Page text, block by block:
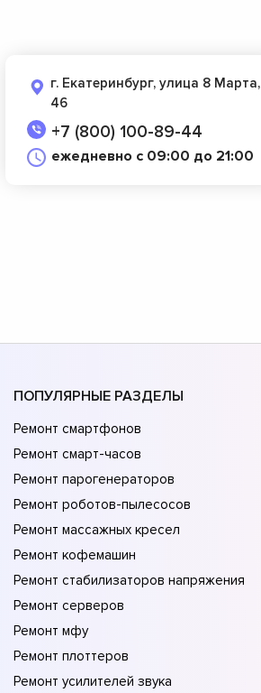
г. Екатеринбург, улица 8 Марта,
46
+7 (800) 100-89-44
ежедневно с 09:00 до 21:00
ПОПУЛЯРНЫЕ РАЗДЕЛЫ
Ремонт смартфонов
Ремонт смарт-часов
Ремонт парогенераторов
Ремонт роботов-пылесосов
Ремонт массажных кресел
Ремонт кофемашин
Ремонт стабилизаторов напряжения
Ремонт серверов
Ремонт мфу
Ремонт плоттеров
Ремонт усилителей звука